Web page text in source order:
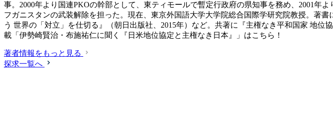
事。2000年より国連PKOの幹部として、東ティモールで暫定行政府の県知事を務め、2001年
フガニスタンの武装解除を担った。現在、東京外国語大学大学院総合国際学研究院教授。著
う 世界の「対立」を仕切る』（朝日出版社、2015年）など。共著に『主権なき平和国家 地位
載「伊勢崎賢治・布施祐仁に聞く『日米地位協定と主権なき日本』」はこちら！
著者情報をもっと見る
探求一覧へ